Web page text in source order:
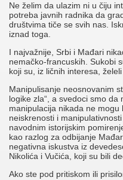
Ne želim da ulazim ni u čiju
potreba javnih radnika da
društvima tiče se svih nas.
iznad toga.
I najvažnije, Srbi i Mađari
nemačko-francuskih. Sukobi
koji su, iz ličnih interesa,
Manipulisanje neosnovanim
logike zla“, a svedoci smo
manipulacija nikada ne
neiskrenosti i
navodnim istorijskim
kao razlog za odbijanje
negativna iskustva iz
Nikolića i Vučića, koji su bili
Ako ste pod pritiskom ili